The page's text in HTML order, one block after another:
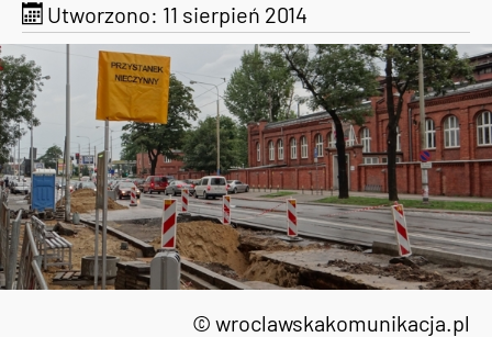
Utworzono: 11 sierpień 2014
© wroclawskakomunikacja.pl